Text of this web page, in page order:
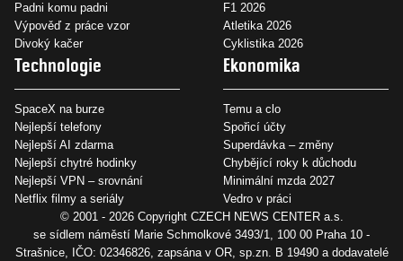
Padni komu padni
Výpověď z práce vzor
Divoký kačer
F1 2026
Atletika 2026
Cyklistika 2026
Technologie
SpaceX na burze
Nejlepší telefony
Nejlepší AI zdarma
Nejlepší chytré hodinky
Nejlepší VPN – srovnání
Netflix filmy a seriály
Ekonomika
Temu a clo
Spořicí účty
Superdávka – změny
Chybějící roky k důchodu
Minimální mzda 2027
Vedro v práci
© 2001 - 2026 Copyright CZECH NEWS CENTER a.s.
se sídlem náměstí Marie Schmolkové 3493/1, 100 00 Praha 10 -
Strašnice, IČO: 02346826, zapsána v OR, sp.zn. B 19490 a dodavatelé